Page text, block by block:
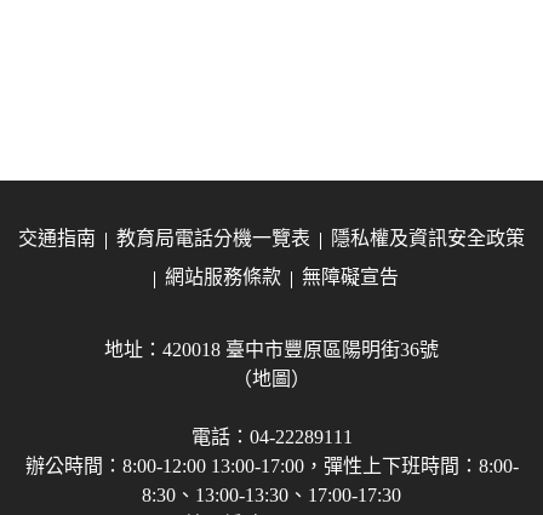
交通指南 教育局電話分機一覽表
隱私權及資訊安全政策
網站服務條款
無障礙宣告
地址：420018 臺中市豐原區陽明街36號
（地圖）
電話：04-22289111
辦公時間：8:00-12:00 13:00-17:00，彈性上下班時間：8:00-
8:30、13:00-13:30、17:00-17:30